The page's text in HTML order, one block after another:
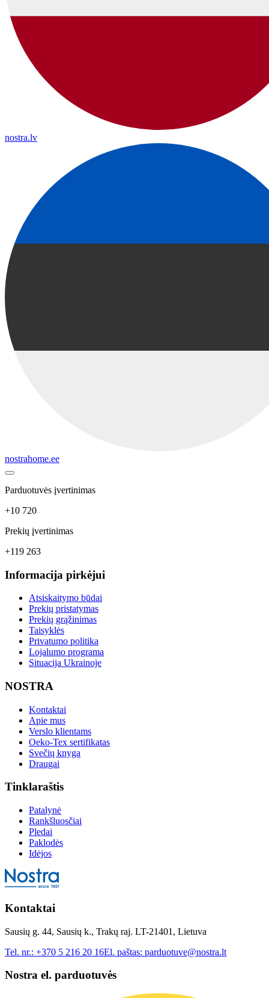
nostra.lv
nostrahome.ee
Parduotuvės įvertinimas
+10 720
Prekių įvertinimas
+119 263
Informacija pirkėjui
Atsiskaitymo būdai
Prekių pristatymas
Prekių grąžinimas
Taisyklės
Privatumo politika
Lojalumo programa
Situacija Ukrainoje
NOSTRA
Kontaktai
Apie mus
Verslo klientams
Oeko-Tex sertifikatas
Svečių knyga
Draugai
Tinklaraštis
Patalynė
Rankšluosčiai
Pledai
Paklodės
Idėjos
Kontaktai
Sausių g. 44, Sausių k., Trakų raj. LT-21401, Lietuva
Tel. nr.: +370 5 216 20 16El. paštas: parduotuve@nostra.lt
Nostra el. parduotuvės